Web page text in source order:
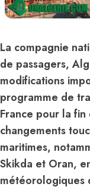
La compagnie
de passagers,
modifications
programme de
France pour la
changements
maritimes,
Skikda et Oran,
météorologiques